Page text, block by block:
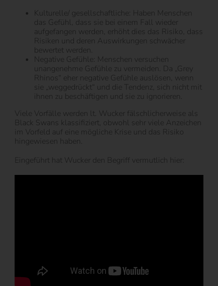
Kulturelle/ gesellschaftliche: Haben Menschen
das Gefühl, dass sie bei einem Fall wieder
aufgefangen werden, erhöht dies das Risiko, dass
Risiken und deren Auswirkungen schwächer
bewertet werden.
Negative Gefühle: Menschen versuchen
unangenehme Gefühle zu vermeiden. Da „Grey
Rhinos“ eher negative Gefühle auslösen, wenn
sie „weggedrückt“ und die Tendenz, sich nicht mit
ihnen zu beschäftigen und sie zu ignorieren.
Viele Vorfälle werden lt. Wucker fälschlicherweise als
Black Swans klassifiziert, obwohl sehr viele Anzeichen
im Vorfeld auf eine mögliche Krise und das Risiko
hingewiesen haben.
Eingeführt hat Wucker den Begriff vermutlich hier: